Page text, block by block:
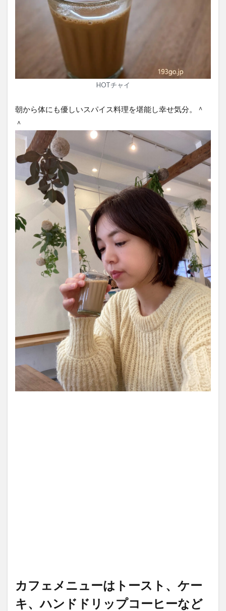
HOTチャイ
朝から体にも優しいスパイス料理を堪能し幸せ気分。＾
＾
カフェメニューはトースト、ケー
キ、ハンドドリップコーヒーなど